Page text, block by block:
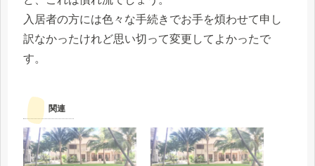
入居者の方には色々な手続きでお手を煩わせて申し
訳なかったけれど思い切って変更してよかったで
す。
関連